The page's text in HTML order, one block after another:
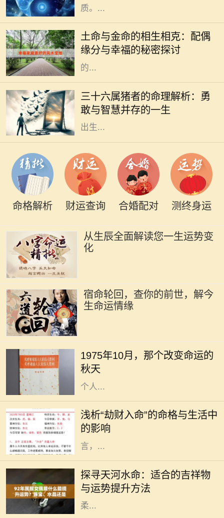
质。...
土命与金命的相生相克：配偶
缘分与幸福的秘密探讨
在中国传统命理学中，五行学说是理
解人与人之间关系的重要工具。土命
与金命的结合，不仅仅是一种命理组
合，更是深藏着生活哲学和感情智慧
的...
三十六属猪者的命理解析：勇
敢与智慧并存的一生
在中国的传统文化中，每个人的命理
都受到出生年份、属相等因素的影
响，而属猪的人更是以其独特的性格
和命运而备受关注。特别是三十六年
出生...
命格解析 财运查询 合婚配对 测终身运
从生辰全面解读您一生运势变
化
宿命轮回，查你的前世，解今
生命运情缘
1975年10月，那个改变命运的
秋天
褪去夏日的喧嚣，进入一种宁静的状
态。在这样一个季节，很多人都感受
到了一种新的开始，尤其是在家庭和
个人...
浅析“劫财入命”的命格与生活中
的影响
在命理学中，劫财是一种不容忽视的
重要因素。它不仅代表着某种特定的
命格，还暗示着个人在财富和人际关
系方面的特征。特别是对于女性而
言，...
探寻天河水命：适合的吉祥物
与运势提升方法
在中华传统文化中，五行理论对人的
命运影响深远，不同的命格对应着不
同的性格特点和适合的吉祥物。天河
水命，作为五行命格的一种，代表着
柔...
每一个出生日期都蕴含着特定的宇宙